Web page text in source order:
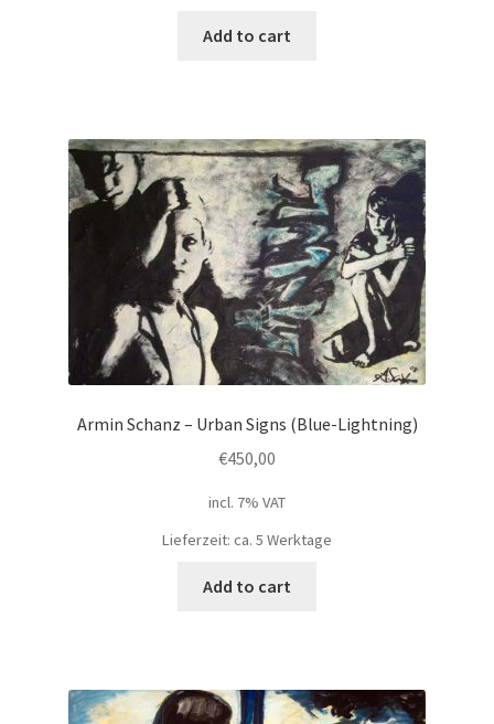
Add to cart
Armin Schanz – Urban Signs (Blue-Lightning)
€450,00
incl. 7% VAT
Lieferzeit: ca. 5 Werktage
Add to cart